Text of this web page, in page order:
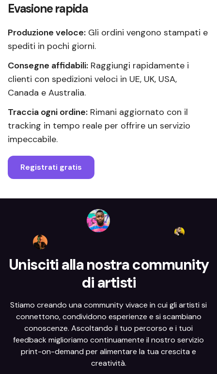
Evasione rapida
Produzione veloce: Gli ordini vengono stampati e
spediti in pochi giorni.
Consegne affidabili: Raggiungi rapidamente i
clienti con spedizioni veloci in UE, UK, USA,
Canada e Australia.
Traccia ogni ordine: Rimani aggiornato con il
tracking in tempo reale per offrire un servizio
impeccabile.
Registrati gratis
Unisciti alla nostra community
di artisti
Stiamo creando una community vivace in cui gli artisti si
connettono, condividono esperienze e si scambiano
conoscenze. Ascoltando il tuo percorso e i tuoi
feedback miglioriamo continuamente il nostro servizio
print-on-demand per alimentare la tua crescita e
creatività.